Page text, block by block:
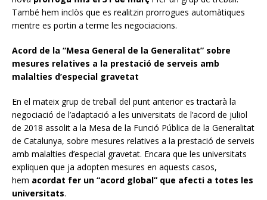
També hem inclòs que es realitzin prorrogues automàtiques
mentre es portin a terme les negociacions.
Acord de la “Mesa General de la Generalitat” sobre
mesures relatives a la prestació de serveis amb
malalties d’especial gravetat
En el mateix grup de treball del punt anterior es tractarà la
negociació de l’adaptació a les universitats de l’acord de juliol
de 2018 assolit a la Mesa de la Funció Pública de la Generalitat
de Catalunya, sobre mesures relatives a la prestació de serveis
amb malalties d’especial gravetat. Encara que les universitats
expliquen que ja adopten mesures en aquests casos,
hem acordat fer un “acord global” que afecti a totes les
universitats.